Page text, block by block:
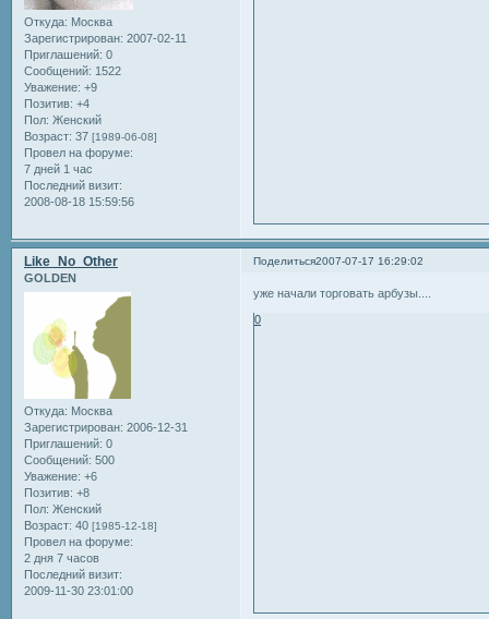
Откуда: Москва
Зарегистрирован: 2007-02-11
Приглашений: 0
Сообщений: 1522
Уважение: +9
Позитив: +4
Пол: Женский
Возраст: 37 [1989-06-08]
Провел на форуме:
7 дней 1 час
Последний визит:
2008-08-18 15:59:56
Поделиться2007-07-17 16:29:02
Like_No_Other
GOLDEN
Откуда: Москва
Зарегистрирован: 2006-12-31
Приглашений: 0
Сообщений: 500
Уважение: +6
Позитив: +8
Пол: Женский
Возраст: 40 [1985-12-18]
Провел на форуме:
2 дня 7 часов
Последний визит:
2009-11-30 23:01:00
уже начали торговать арбузы....
0